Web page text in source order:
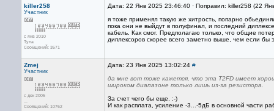
killer258
Участник
с янв 2010
Тула
Сообщений: 3571
Дата: 22 Янв 2025 23:46:40 · Поправил: killer258 (22
я тоже применял такую же хитрость, попарно
пока они не выйдут в полуфинал, и последний
кабель. Как смог. Предполагаю только, что общие
диплексоров скорее всего заметно выше, чем если
Zmej
Участник
с дек 2005
...
Сообщений: 10762
Дата: 23 Янв 2025 13:02:24 #
да мне вот тоже кажется, что эта T2FD имеет
широком диапазоне только лишь из-за резистора.
За счет чего бы еще. :-)
И как расплата, усиление -3...-5дБ в основной части